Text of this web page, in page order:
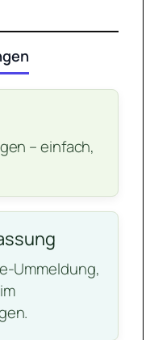
– einfach,
Ummeldung,